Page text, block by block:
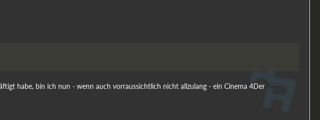
habe, bin ich nun - wenn auch vorraussichtlich nicht allzulang - ein Cinema 4Der